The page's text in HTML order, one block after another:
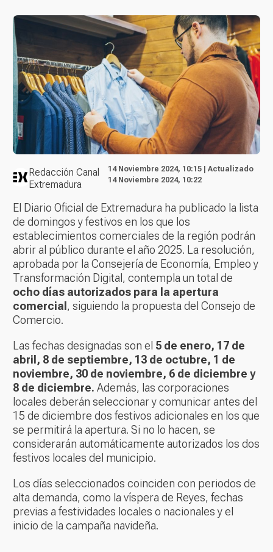
Redacción Canal
Extremadura
14 Noviembre 2024, 10:15 | Actualizado
14 Noviembre 2024, 10:22
El Diario Oficial de Extremadura ha publicado la lista
de domingos y festivos en los que los
establecimientos comerciales de la región podrán
abrir al público durante el año 2025. La resolución,
aprobada por la Consejería de Economía, Empleo y
Transformación Digital, contempla un total de
ocho días autorizados para la apertura
comercial , siguiendo la propuesta del Consejo de
Comercio.
Las fechas designadas son el 5 de enero, 17 de
abril, 8 de septiembre, 13 de octubre, 1 de
noviembre, 30 de noviembre, 6 de diciembre y
8 de diciembre. Además, las corporaciones
locales deberán seleccionar y comunicar antes del
15 de diciembre dos festivos adicionales en los que
se permitirá la apertura. Si no lo hacen, se
considerarán automáticamente autorizados los dos
festivos locales del municipio.
Los días seleccionados coinciden con periodos de
alta demanda, como la víspera de Reyes, fechas
previas a festividades locales o nacionales y el
inicio de la campaña navideña.